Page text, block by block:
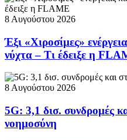
8 Αυγούστου 2026
Έξι «Χιροσίμες»
νύχτα – Τι έδειξε η
8 Αυγούστου 2026
5G: 3,1 δισ. συνδρομές
νοημοσύνη